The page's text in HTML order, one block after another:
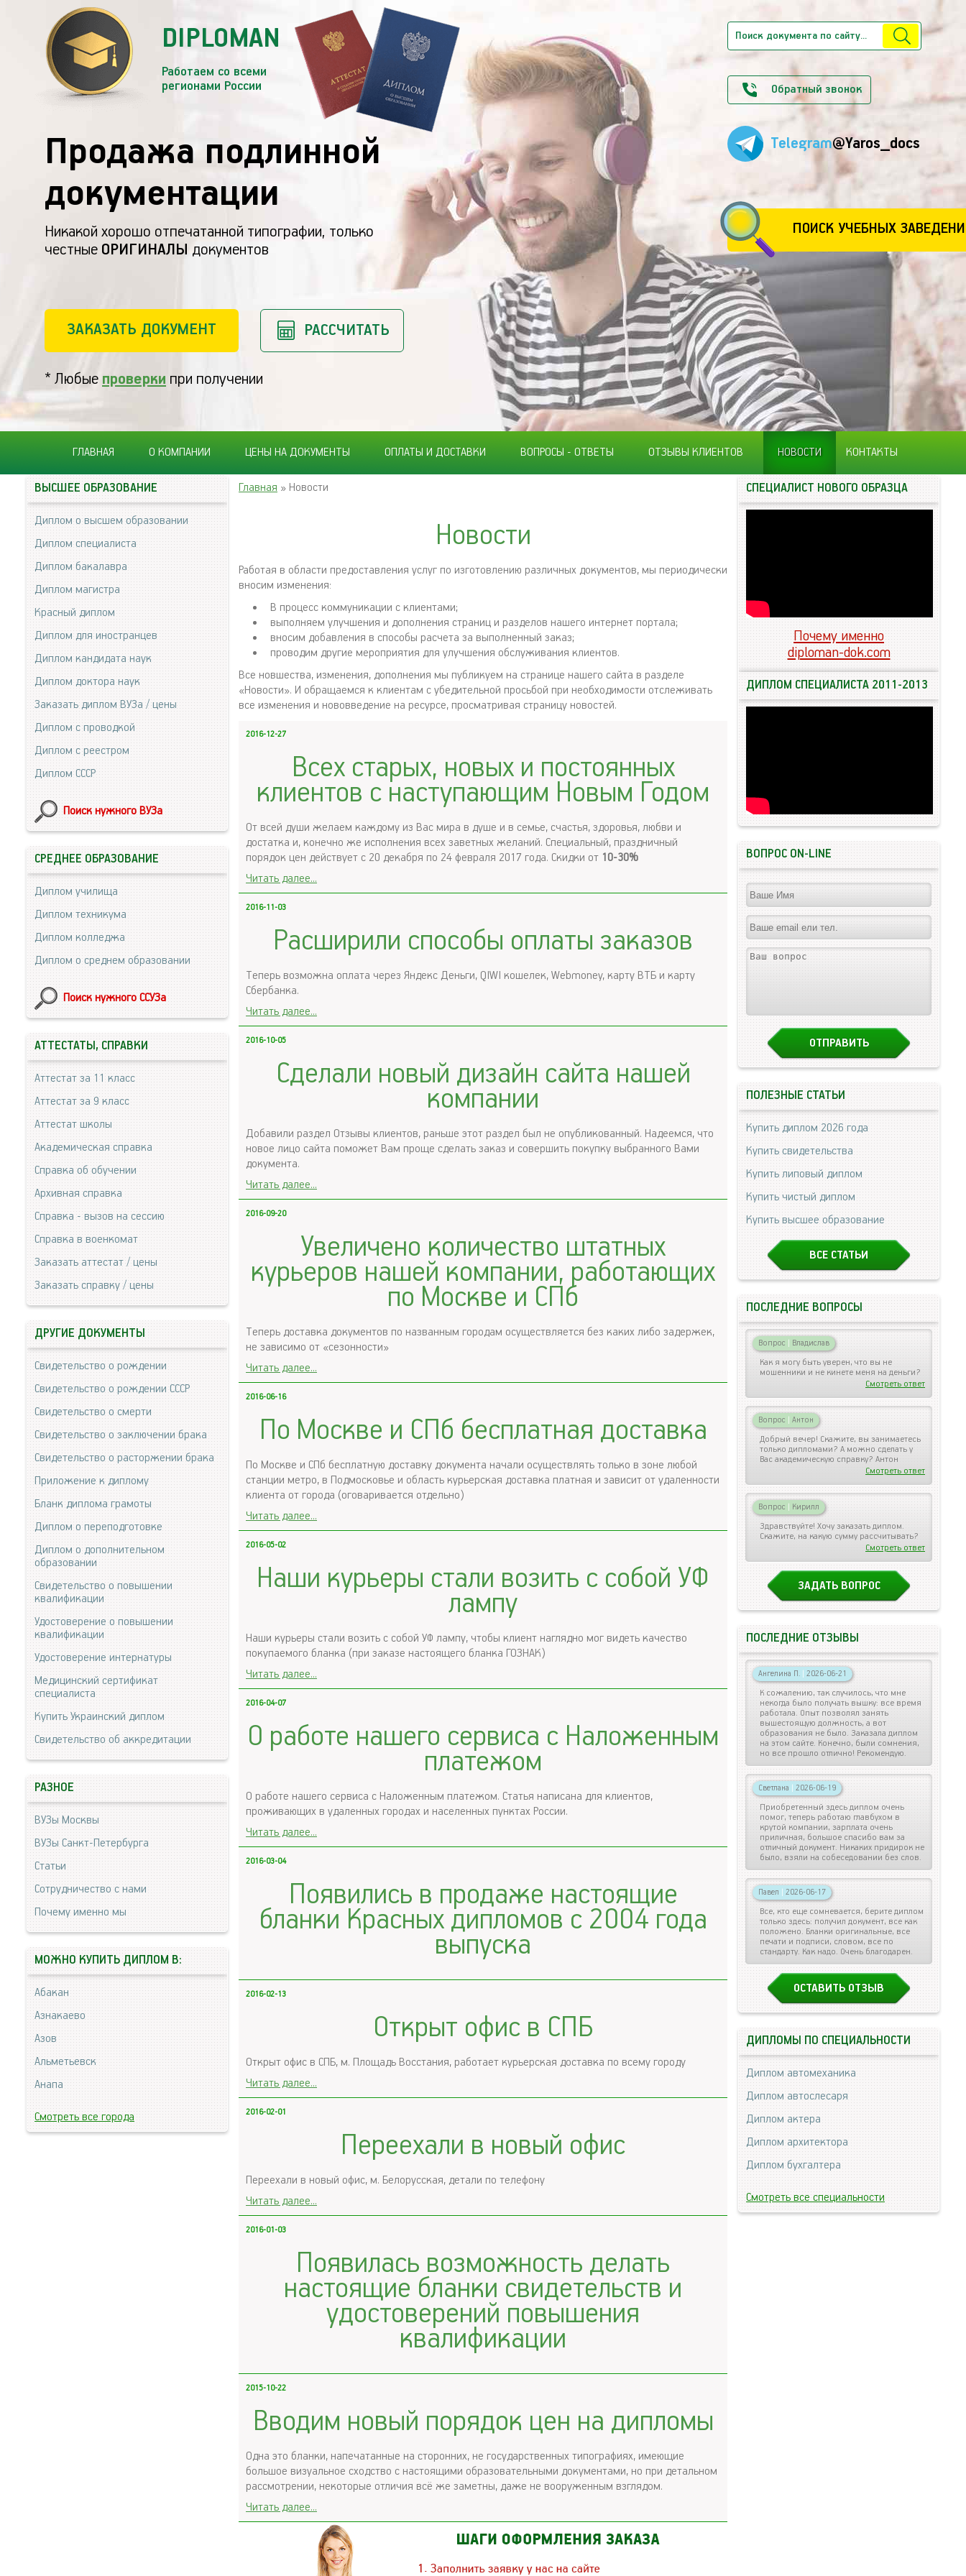
DIPLOMAN
Работаем со всеми
регионами России
Продажа подлинной
документации
Никакой хорошо отпечатанной типографии, только
честные ОРИГИНАЛЫ документов
ЗАКАЗАТЬ ДОКУМЕНТ РАССЧИТАТЬ
* Любые проверки при получении
Обратный звонок
Telegram@Yaros_docs
ПОИСК УЧЕБНЫХ
ГЛАВНАЯ О КОМПАНИИ ЦЕНЫ НА ДОКУМЕНТЫ ОПЛАТЫ И ДОСТАВКИ ВОПРОСЫ - ОТВЕТЫ ОТЗЫВЫ КЛИЕНТОВ НОВОСТИ КОНТАКТЫ
Главная » Новости
Новости
Работая в области предоставления услуг по изготовлению различных документов, мы периодически
вносим изменения:
В процесс коммуникации с клиентами;
выполняем улучшения и дополнения страниц и разделов нашего интернет портала;
вносим добавления в способы расчета за выполненный заказ;
проводим другие мероприятия для улучшения обслуживания клиентов.
Все новшества, изменения, дополнения мы публикуем на странице нашего сайта в разделе
«Новости». И обращаемся к клиентам с убедительной просьбой при необходимости отслеживать
все изменения и нововведение на ресурсе, просматривая страницу новостей.
2016-12-27
Всех старых, новых и постоянных
клиентов с наступающим Новым Годом
От всей души желаем каждому из Вас мира в душе и в семье, счастья, здоровья, любви и
достатка и, конечно же исполнения всех заветных желаний. Специальный, праздничный
порядок цен действует с 20 декабря по 24 февраля 2017 года. Скидки от 10-30%
Читать далее...
2016-11-03
Расширили способы оплаты заказов
Теперь возможна оплата через Яндекс Деньги, QIWI кошелек, Webmoney, карту ВТБ и карту
Сбербанка.
Читать далее...
2016-10-05
Сделали новый дизайн сайта нашей
компании
Добавили раздел Отзывы клиентов, раньше этот раздел был не опубликованный. Надеемся, что
новое лицо сайта поможет Вам проще сделать заказ и совершить покупку выбранного Вами
документа.
Читать далее...
2016-09-20
Увеличено количество штатных
курьеров нашей компании, работающих
по Москве и СПб
Теперь доставка документов по названным городам осуществляется без каких либо задержек,
не зависимо от «сезонности»
Читать далее...
2016-06-16
По Москве и СПб бесплатная доставка
По Москве и СПб бесплатную доставку документа начали осуществлять только в зоне любой
станции метро, в Подмосковье и область курьерская доставка платная и зависит от удаленности
клиента от города (оговаривается отдельно)
Читать далее...
2016-05-02
Наши курьеры стали возить с собой УФ
лампу
Наши курьеры стали возить с собой УФ лампу, чтобы клиент наглядно мог видеть качество
покупаемого бланка (при заказе настоящего бланка ГОЗНАК)
Читать далее...
2016-04-07
О работе нашего сервиса с Наложенным
платежом
О работе нашего сервиса с Наложенным платежом. Статья написана для клиентов,
проживающих в удаленных городах и населенных пунктах России.
Читать далее...
2016-03-04
Появились в продаже настоящие
бланки Красных дипломов с 2004 года
выпуска
2016-02-13
Открыт офис в СПБ
Открыт офис в СПБ, м. Площадь Восстания, работает курьерская доставка по всему городу
Читать далее...
2016-02-01
Переехали в новый офис
Переехали в новый офис, м. Белорусская, детали по телефону
Читать далее...
2016-01-03
Появилась возможность делать
настоящие бланки свидетельств и
удостоверений повышения
квалификации
2015-10-22
Вводим новый порядок цен на дипломы
Одна это бланки, напечатанные на сторонних, не государственных типографиях, имеющие
большое визуальное сходство с настоящими образовательными документами, но при детальном
рассмотрении, некоторые отличия всё же заметны, даже не вооруженным взглядом.
Читать далее...
ВЫСШЕЕ ОБРАЗОВАНИЕ
Диплом о высшем образовании
Диплом специалиста
Диплом бакалавра
Диплом магистра
Красный диплом
Диплом для иностранцев
Диплом кандидата наук
Диплом доктора наук
Заказать диплом ВУЗа / цены
Диплом с проводкой
Диплом с реестром
Диплом СССР
Поиск нужного ВУЗа
СРЕДНЕЕ ОБРАЗОВАНИЕ
Диплом училища
Диплом техникума
Диплом колледжа
Диплом о среднем образовании
Поиск нужного ССУЗа
АТТЕСТАТЫ, СПРАВКИ
Аттестат за 11 класс
Аттестат за 9 класс
Аттестат школы
Академическая справка
Справка об обучении
Архивная справка
Справка - вызов на сессию
Справка в военкомат
Заказать аттестат / цены
Заказать справку / цены
ДРУГИЕ ДОКУМЕНТЫ
Свидетельство о рождении
Свидетельство о рождении СССР
Свидетельство о смерти
Свидетельство о заключении брака
Свидетельство о расторжении брака
Приложение к диплому
Бланк диплома грамоты
Диплом о переподготовке
Диплом о дополнительном
образовании
Свидетельство о повышении
квалификации
Удостоверение о повышении
квалификации
Удостоверение интернатуры
Медицинский сертификат
специалиста
Купить Украинский диплом
Свидетельство об аккредитации
РАЗНОЕ
ВУЗы Москвы
ВУЗы Санкт-Петербурга
Статьи
Сотрудничество с нами
Почему именно мы
МОЖНО КУПИТЬ ДИПЛОМ В:
Абакан
Азнакаево
Азов
Альметьевск
Анапа
Смотреть все города
СПЕЦИАЛИСТ НОВОГО ОБРАЗЦА
Почему именно
diploman-dok.com
ДИПЛОМ СПЕЦИАЛИСТА 2011-2013
ВОПРОС ON-LINE
ПОЛЕЗНЫЕ СТАТЬИ
Купить диплом 2026 года
Купить свидетельства
Купить липовый диплом
Купить чистый диплом
Купить высшее образование
ВСЕ СТАТЬИ
ПОСЛЕДНИЕ ВОПРОСЫ
Вопрос | Владислав
Как я могу быть уверен, что вы не
мошенники и не кинете меня на деньги?
Смотреть ответ
Вопрос | Антон
Добрый вечер! Скажите, вы занимаетесь
только дипломами? А можно сделать у
Вас академическую справку? Антон
Смотреть ответ
Вопрос | Кирилл
Здравствуйте! Хочу заказать диплом.
Скажите, на какую сумму рассчитывать?
Смотреть ответ
ЗАДАТЬ ВОПРОС
ПОСЛЕДНИЕ ОТЗЫВЫ
Ангелина П. | 2026-06-21
К сожалению, так случилось, что мне
некогда было получать вышку: все время
работала. Опыт позволял занять
вышестоящую должность, а вот
образования не было. Заказала диплом
на этом сайте. Конечно, были сомнения,
но все прошло отлично! Рекомендую.
Светлана | 2026-06-19
Приобретенный здесь диплом очень
помог, теперь работаю главбухом в
крутой компании, зарплата очень
приличная, большое спасибо вам за
отличный документ. Никаких придирок не
было, взяли на собеседовании без слов.
Павел | 2026-06-17
Все, кто еще сомневается, берите диплом
только здесь: получил документ, все как
положено. Бланки оригинальные, все
печати и подписи, словом, все по
стандарту. Как надо. Очень благодарен.
ОСТАВИТЬ ОТЗЫВ
ДИПЛОМЫ ПО СПЕЦИАЛЬНОСТИ
Диплом автомеханика
Диплом автослесаря
Диплом актера
Диплом архитектора
Диплом бухгалтера
Смотреть все специальности